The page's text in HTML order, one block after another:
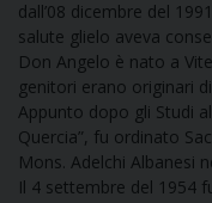
dall’08 dicembre del
salute glielo aveva
Don Angelo è nato a
genitori erano originari
Appunto dopo gli Studi
Quercia”, fu ordinato
Mons. Adelchi Albanesi
Il 4 settembre del 1954